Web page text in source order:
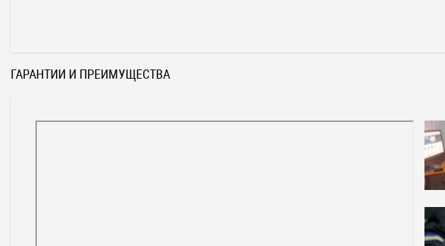
ГАРАНТИИ И ПРЕИМУЩЕСТВА